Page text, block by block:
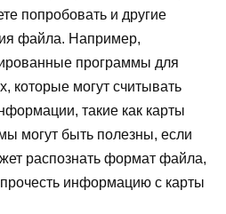
попробовать и другие
файла. Например,
программы для
которые могут считывать
такие как карты
могут быть полезны, если
распознать формат файла,
информацию с карты